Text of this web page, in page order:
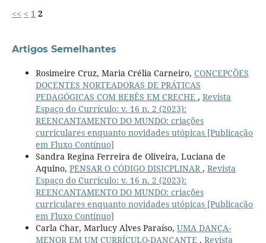
<< < 1 2
Artigos Semelhantes
Rosimeire Cruz, Maria Crélia Carneiro, CONCEPÇÕES
DOCENTES NORTEADORAS DE PRÁTICAS
PEDAGÓGICAS COM BEBÊS EM CRECHE , Revista
Espaço do Currículo: v. 16 n. 2 (2023):
REENCANTAMENTO DO MUNDO: criações
curriculares enquanto novidades utópicas [Publicação
em Fluxo Contínuo]
Sandra Regina Ferreira de Oliveira, Luciana de
Aquino, PENSAR O CÓDIGO DISICPLINAR, Revista
Espaço do Currículo: v. 16 n. 2 (2023):
REENCANTAMENTO DO MUNDO: criações
curriculares enquanto novidades utópicas [Publicação
em Fluxo Contínuo]
Carla Char, Marlucy Alves Paraíso, UMA DANÇA-
MENOR EM UM CURRÍCULO-DANÇANTE , Revista